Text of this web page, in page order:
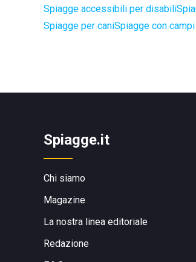
Spiagge accessibili per disabili
Spiagge per caniSpiagge con
Spiagge.it
Chi siamo
Magazine
La nostra linea editoriale
Redazione